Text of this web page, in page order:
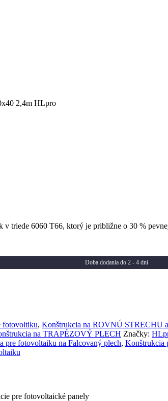
2,4m HLpro
triede 6060 T66, ktorý je približne o 30 %
Doba dodania do 2 - 4 dní
fotovoltiku, Konštrukcia na ROVNÚ STRECHU
na TRAPÉZOVÝ PLECH Značky:
pre fotovoltaiku na Falcovaný plech, Konštrukcia
pre fotovoltaické panely